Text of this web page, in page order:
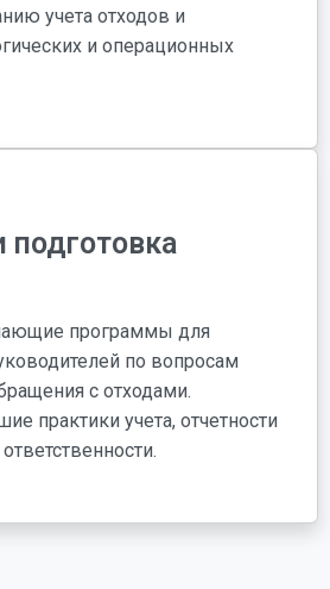
учета отходов и
и операционных
подготовка
программы для
по вопросам
с отходами.
практики учета, отчетности